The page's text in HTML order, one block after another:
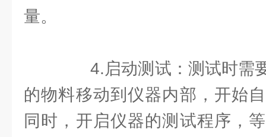
量。
4.启动测试：测试时需
的物料移动到仪器内部，开始
同时，开启仪器的测试程序，